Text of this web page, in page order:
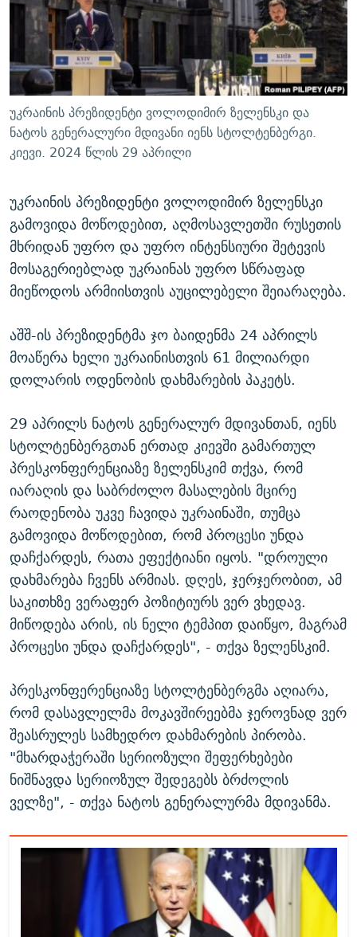
ᲛᲝᲚᲐᲞᲐᲠᲐᲙᲔ ᲢᲔᲥᲡᲢᲔᲑᲘ
ᲨᲘᲜ - ᲣᲪᲮᲝᲔᲗᲨᲘ
ᲚᲘᲢᲔᲠᲐᲢᲣᲠᲣᲚᲘ ᲬᲐᲮᲜᲐᲒᲔᲑᲘ
ᲐᲛᲔᲠᲘᲙᲣᲚᲘ ᲛᲝᲗᲮᲠᲝᲑᲐ
ᲘᲛᲞᲔᲠᲘᲐ ᲓᲐ ᲠᲐᲓᲘᲝ
ᲩᲔᲛᲘ ᲡᲘᲙᲕᲓᲘᲚᲘᲡ ᲛᲘᲖᲔᲖᲘᲐ COVID-19
11 ᲬᲔᲚᲘ - 11 ᲐᲛᲑᲐᲕᲘ
ᲡᲐᲞᲐᲠᲚᲐᲛᲔᲜᲢᲝ ᲐᲠᲩᲔᲕᲜᲔᲑᲘᲡ ᲘᲡᲢᲝᲠᲘᲐ
ᲑᲐᲕᲨᲕᲔᲑᲘ ᲞᲠᲝᲡᲢᲘᲢᲣᲪᲘᲐᲨᲘ - ᲐᲛᲝᲣᲗᲥᲛᲔᲚᲘ ᲐᲛᲑᲐᲕᲘ
5 ᲐᲛᲑᲐᲕᲘ - 20 ᲘᲕᲜᲘᲡᲡ ᲓᲐᲨᲐᲕᲔᲑᲣᲚᲔᲑᲘ
ᲐᲒᲕᲘᲡᲢᲝᲡ ᲝᲛᲘ
ᲒᲐᲛᲝᲘᲬᲔᲠᲔ
რთე/რთ-ის ყველა საიტი
უკრაინის პრეზიდენტი ვოლოდიმირ ზელენსკი და
ნატოს გენერალური მდივანი იენს სტოლტენბერგი.
კიევი. 2024 წლის 29 აპრილი
უკრაინის პრეზიდენტი ვოლოდიმირ ზელენსკი
გამოვიდა მოწოდებით, აღმოსავლეთში რუსეთის
მხრიდან უფრო და უფრო ინტენსიური შეტევის
მოსაგერიებლად უკრაინას უფრო სწრაფად
მიეწოდოს არმიისთვის აუცილებელი შეიარაღება.
აშშ-ის პრეზიდენტმა ჯო ბაიდენმა 24 აპრილს
მოაწერა ხელი უკრაინისთვის 61 მილიარდი
დოლარის ოდენობის დახმარების პაკეტს.
29 აპრილს ნატოს გენერალურ მდივანთან, იენს
სტოლტენბერგთან ერთად კიევში გამართულ
პრესკონფერენციაზე ზელენსკიმ თქვა, რომ
იარაღის და საბრძოლო მასალების მცირე
რაოდენობა უკვე ჩავიდა უკრაინაში, თუმცა
გამოვიდა მოწოდებით, რომ პროცესი უნდა
დაჩქარდეს, რათა ეფექტიანი იყოს. "დროული
დახმარება ჩვენს არმიას. დღეს, ჯერჯერობით, ამ
საკითხზე ვერაფერ პოზიტიურს ვერ ვხედავ.
მიწოდება არის, ის ნელი ტემპით დაიწყო, მაგრამ
პროცესი უნდა დაჩქარდეს", - თქვა ზელენსკიმ.
პრესკონფერენციაზე სტოლტენბერგმა აღიარა,
რომ დასავლელმა მოკავშირეებმა ჯეროვნად ვერ
შეასრულეს სამხედრო დახმარების პირობა.
"მხარდაჭერაში სერიოზული შეფერხებები
ნიშნავდა სერიოზულ შედეგებს ბრძოლის
ველზე", - თქვა ნატოს გენერალურმა მდივანმა.